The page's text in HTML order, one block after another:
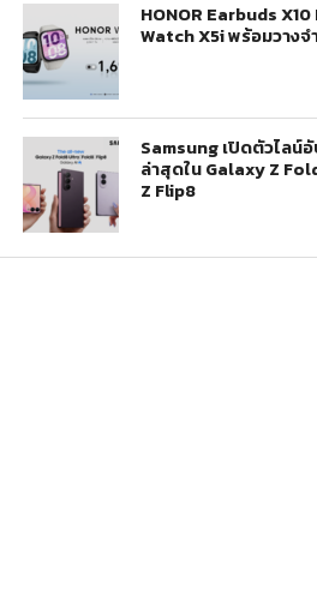
HONOR Earbuds
Watch X5i พร้อมวางจ
Samsung เปิดตัวไลน์
ล่าสุดใน Galaxy Z
Z Flip8